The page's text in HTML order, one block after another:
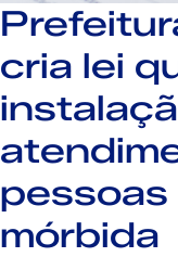
cria lei
pessoas
mórbida